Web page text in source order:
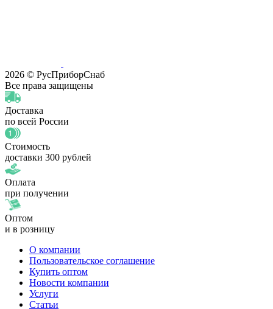
2026 © РусПриборСнаб
Все права защищены
Доставка
по всей России
Стоимость
доставки 300 рублей
Оплата
при получении
Оптом
и в розницу
О компании
Пользовательское соглашение
Купить оптом
Новости компании
Услуги
Статьи